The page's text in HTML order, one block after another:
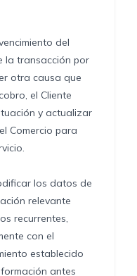
del
la transacción por
otra causa que
el Cliente
y actualizar
Comercio para
los datos de
relevante
recurrentes,
con el
establecido
antes